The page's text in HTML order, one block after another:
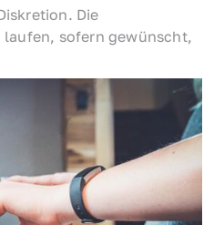
Die
sofern gewünscht,